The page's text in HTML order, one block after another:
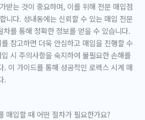
받는 것이 중요하며, 이를 위해 전문 매입점
니다. 성내동에는 신뢰할 수 있는 매입 전문
차를 통해 정확한 정보를 얻을 수 있습니다.
참고하면 더욱 안심하고 매입을 진행할 수
시 주의사항을 숙지하여 불필요한 손해를
. 이 가이드를 통해 성공적인 로렉스 시계 매
.
매입할 때 어떤 절차가 필요한가요?